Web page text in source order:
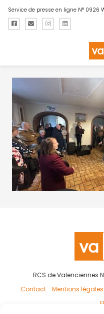
Service de presse en ligne N° 0926
RCS de Valenciennes
Contact
Mentions légales